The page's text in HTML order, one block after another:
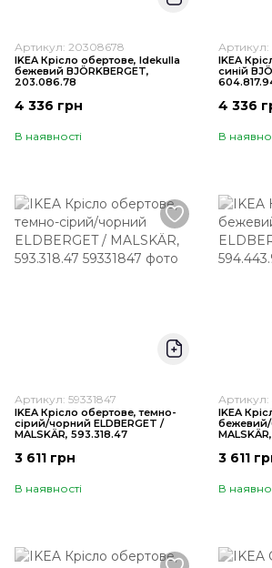
Артикул: 20308678
IKEA Крісло обертове, Idekulla
бежевий BJÖRKBERGET,
203.086.78
4 336 грн
В наявності
Артикул:
IKEA
синій
4 336
В
Артикул: 59331847
IKEA Крісло обертове, темно-
сірий/чорний ELDBERGET /
MALSKÄR, 593.318.47
3 611 грн
В наявності
Артикул:
IKEA
бежевий/
3 611
В